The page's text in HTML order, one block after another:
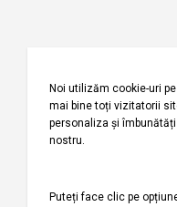
Prin
angajăm să
actualizări
dezabona de
Companie
modulelor de